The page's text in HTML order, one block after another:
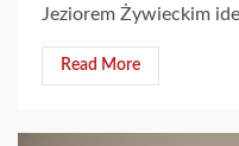
Jeziorem Żywieckim
Read More